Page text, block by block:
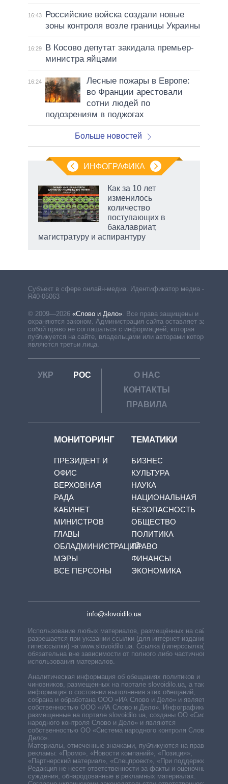
16:43
Российские войска создали новые
зоны контроля возле границы Украины
16:29
В Косово депутат закидала премьер-
министра яйцами
16:24
Лесные пожары в Европе:
во Франции арестовали
сотни людей по
подозрениям в поджогах
Больше новостей
ИНФОГРАФИКА
Как за 10 лет
изменилось
количество
поступающих в
бакалавриат,
магистратуру и аспирантуру
Субъект в сфере онлайн-медиа. Идентификатор медиа –
R40-05063
© 2009—2026 «Слово и Дело». Все права защищены и
охраняются законом. Администрация сайта оставляет за
собой право не соглашаться с информацией, которая
публикуется на сайте, владельцами или авторами которой
являются третьи лица.
УКР РОС
О НАС
КОНТАКТЫ
ПРАВИЛА
МОНИТОРИНГ
ПРЕЗИДЕНТ И
ОФИС
ВЕРХОВНАЯ
РАДА
КАБИНЕТ
МИНИСТРОВ
ГЛАВЫ
ОБЛАДМИНИСТРАЦИЙ
МЭРЫ
ВСЕ ПЕРСОНЫ
ТЕМАТИКИ
БИЗНЕС
КУЛЬТУРА
НАУКА
НАЦИОНАЛЬНАЯ
БЕЗОПАСНОСТЬ
ОБЩЕСТВО
ПОЛИТИКА
ПРАВО
ФИНАНСЫ
ЭКОНОМИКА
info@slovoidilo.ua
Использование любых материалов, размещённых на сайте,
разрешается при указании ссылки (для интернет-изданий —
гиперссылки) на www.slovoidilo.ua. Ссылка (гиперссылка)
обязательна вне зависимости от полного либо частичного
использования материалов.
Аналитическая информация об обещаниях политиков и
чиновников, размещенных на портале slovoidilo.ua, а также
информация о состоянии выполнения этих обещаний,
собрана и обработана ООО «ИА Слово и Дело» и является
собственностью ООО «ИА Слово и Дело». Инфографики,
размещенные на портале slovoidilo.ua, созданы ОО «Система
народного контроля Слово и Дело» и являются
собственностью ОО «Система народного контроля Слово и
Дело».
Материалы, отмеченные значками, публикуются на правах
рекламы: «Промо», «Новости компаний», «Позиция»,
«Партнерский материал», «Спецпроект», «При поддержке».
Редакция не несет ответственности за факты и оценочные
суждения, обнародованные в рекламных материалах.